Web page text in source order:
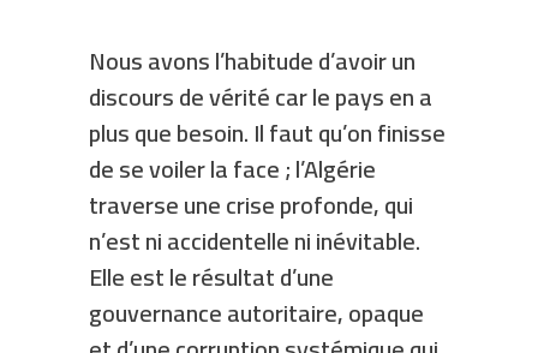
Nous avons l’habitude d’avoir un
discours de vérité car le pays en a
plus que besoin. Il faut qu’on finisse
de se voiler la face ; l’Algérie
traverse une crise profonde, qui
n’est ni accidentelle ni inévitable.
Elle est le résultat d’une
gouvernance autoritaire, opaque